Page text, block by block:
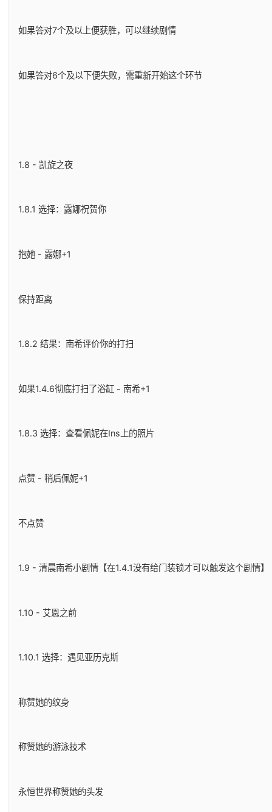
如果答对7个及以上便获胜，可以继续剧情
如果答对6个及以下便失败，需重新开始这个环节
1.8 - 凯旋之夜
1.8.1 选择：露娜祝贺你
抱她 - 露娜+1
保持距离
1.8.2 结果：南希评价你的打扫
如果1.4.6彻底打扫了浴缸 - 南希+1
1.8.3 选择：查看佩妮在Ins上的照片
点赞 - 稍后佩妮+1
不点赞
1.9 - 清晨南希小剧情【在1.4.1没有给门装锁才可以触发这个剧情】
1.10 - 艾恩之前
1.10.1 选择：遇见亚历克斯
称赞她的纹身
称赞她的游泳技术
永恒世界称赞她的头发